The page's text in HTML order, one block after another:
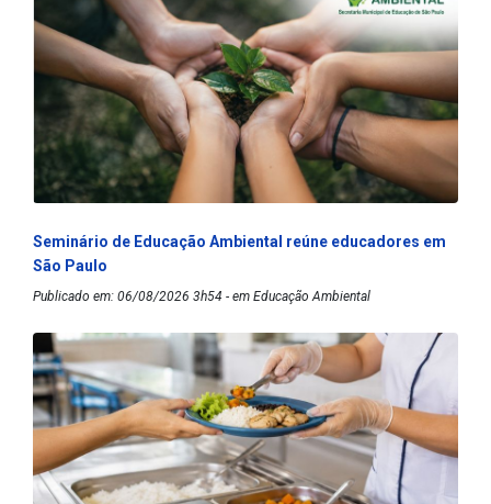
Seminário de Educação Ambiental reúne educadores em
São Paulo
Publicado em: 06/08/2026 3h54 - em Educação Ambiental